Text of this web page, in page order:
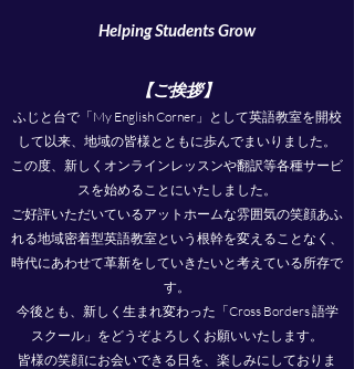
Helping Students Grow
【ご挨拶】
ふじと台で「My English Corner」として英語教室を開校
して以来、地域の皆様とともに歩んでまいりました。
この度、新しくオンラインレッスンや翻訳等各種サービ
スを始めることにいたしました。
ご好評いただいているアットホームな雰囲気の笑顔あふ
れる地域密着型英語教室という根幹を変えることなく、
時代にあわせて革新をしていきたいと考えている所存で
す。
今後とも、新しく生まれ変わった「Cross Borders 語学
スクール」をどうぞよろしくお願いいたします。
​皆様の笑顔にお会いできる日を、楽しみにしておりま